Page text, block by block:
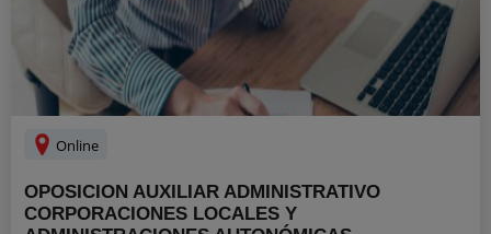
Online
OPOSICION AUXILIAR ADMINISTRATIVO
CORPORACIONES LOCALES Y